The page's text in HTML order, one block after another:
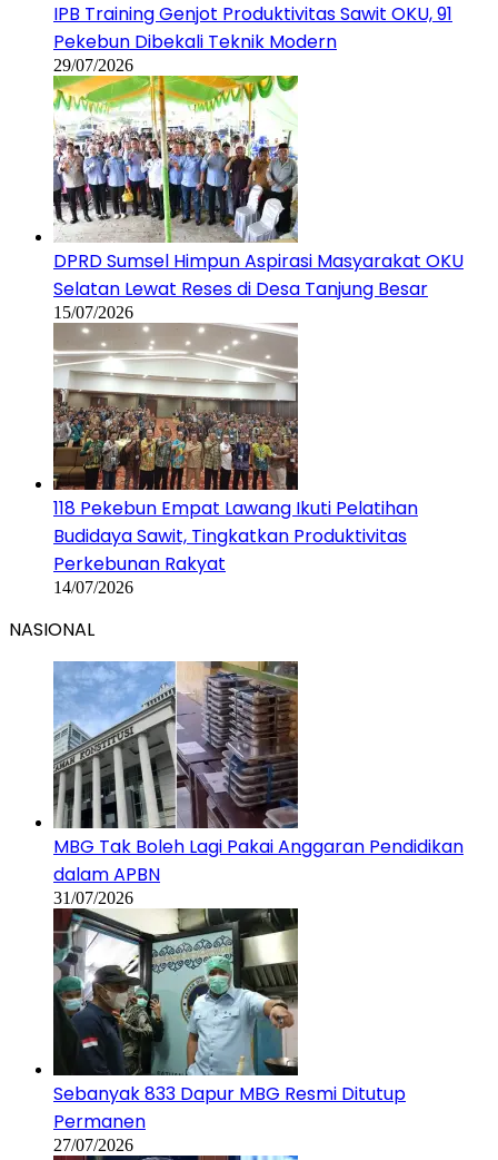
IPB Training Genjot Produktivitas Sawit OKU, 91
Pekebun Dibekali Teknik Modern
29/07/2026
DPRD Sumsel Himpun Aspirasi Masyarakat OKU
Selatan Lewat Reses di Desa Tanjung Besar
15/07/2026
118 Pekebun Empat Lawang Ikuti Pelatihan
Budidaya Sawit, Tingkatkan Produktivitas
Perkebunan Rakyat
14/07/2026
NASIONAL
MBG Tak Boleh Lagi Pakai Anggaran Pendidikan
dalam APBN
31/07/2026
Sebanyak 833 Dapur MBG Resmi Ditutup
Permanen
27/07/2026